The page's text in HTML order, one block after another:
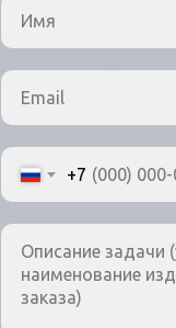
+7